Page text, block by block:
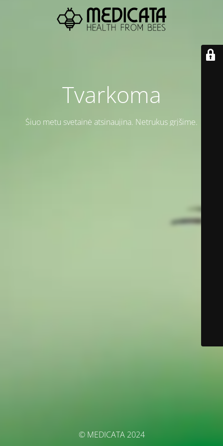
Tvarkoma
Šiuo metu svetainė atsinaujina. Netrukus grįšime.
© MEDICATA 2024